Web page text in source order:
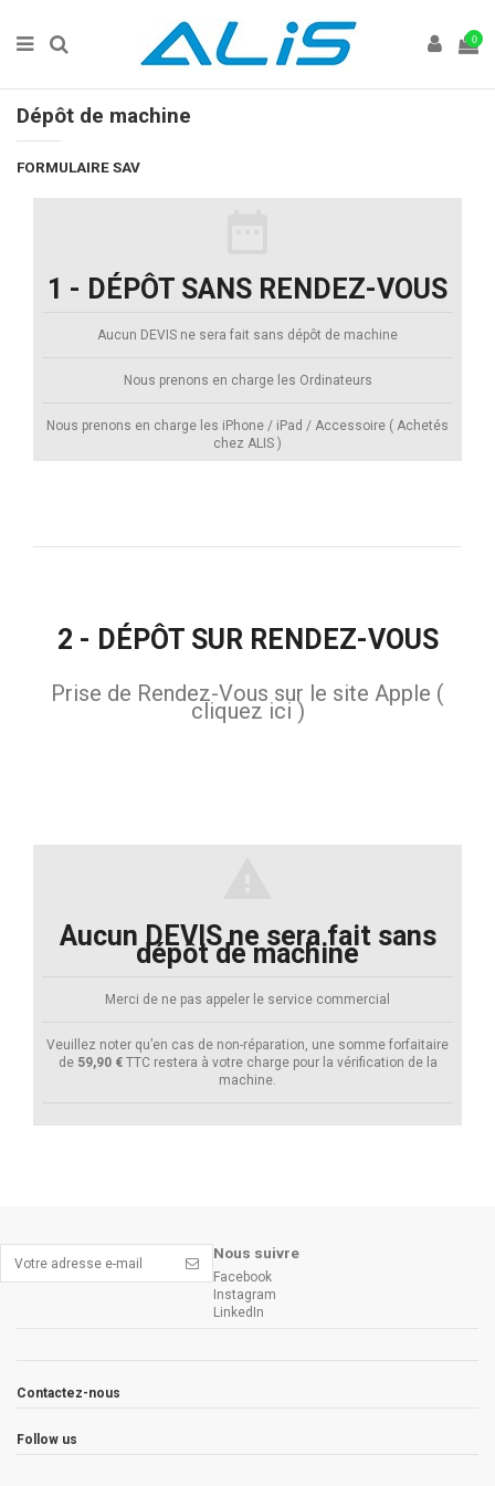
0
Dépôt de machine
FORMULAIRE SAV
1 - DÉPÔT SANS RENDEZ-VOUS
Aucun DEVIS ne sera fait sans dépôt de machine
Nous prenons en charge les Ordinateurs
Nous prenons en charge les iPhone / iPad / Accessoire ( Achetés
chez ALIS )
2 - DÉPÔT SUR RENDEZ-VOUS
Prise de Rendez-Vous sur le site Apple (
cliquez ici )
Aucun DEVIS ne sera fait sans
dépôt de machine
Merci de ne pas appeler le service commercial
Veuillez noter qu’en cas de non-réparation, une somme forfaitaire
de 59,90 € TTC restera à votre charge pour la vérification de la
machine.
Nous suivre
Facebook
Instagram
LinkedIn
Contactez-nous
Follow us